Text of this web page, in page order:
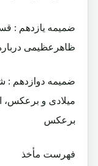
ضمیمه یازدهم :
ظاهرعظیمی
ضمیمه دوازدهم :
میلادی و
برعکس
فهرست مأخذ